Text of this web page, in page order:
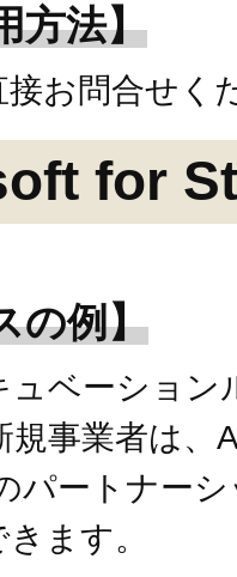
方法】
接お問合せく
for
の例】
ュベーション
規事業者は、
パートナー
ます。